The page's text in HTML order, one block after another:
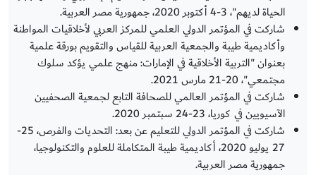
الحياة لديهم"، 3-4 أكتوبر 2020، جمهورية مصر العربية.
شاركت في المؤتمر الدولي العلمي للمركز العربي لأخلاقيات المواطنة
وأكاديمية طيبة والجمعية العربية للقياس والتقويم بورقة علمية
بعنوان "التربية الأخلاقية في الإمارات: منهج علمي يؤكد سلوك
مجتمعي"، 20-21 مارس 2021.
شاركت في المؤتمر العالمي للصحافة التابع لجمعية الصحفيين
الآسيويين في كوريا، 23-24 سبتمبر 2020.
شاركت في المؤتمر الدولي للتعليم عن بعد: التحديات والفرص، 25-
27 يوليو 2020، أكاديمية طيبة المتكاملة للعلوم والتكنولوجيا،
جمهورية مصر العربية.